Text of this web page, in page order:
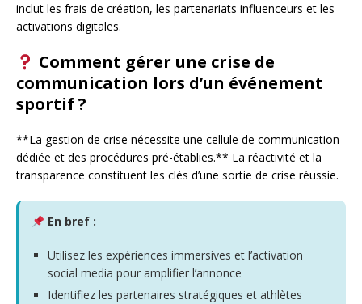
inclut les frais de création, les partenariats influenceurs et les
activations digitales.
Comment gérer une crise de
communication lors d’un événement
sportif ?
**La gestion de crise nécessite une cellule de communication
dédiée et des procédures pré-établies.** La réactivité et la
transparence constituent les clés d’une sortie de crise réussie.
En bref :
Utilisez les expériences immersives et l’activation
social media pour amplifier l’annonce
Identifiez les partenaires stratégiques et athlètes